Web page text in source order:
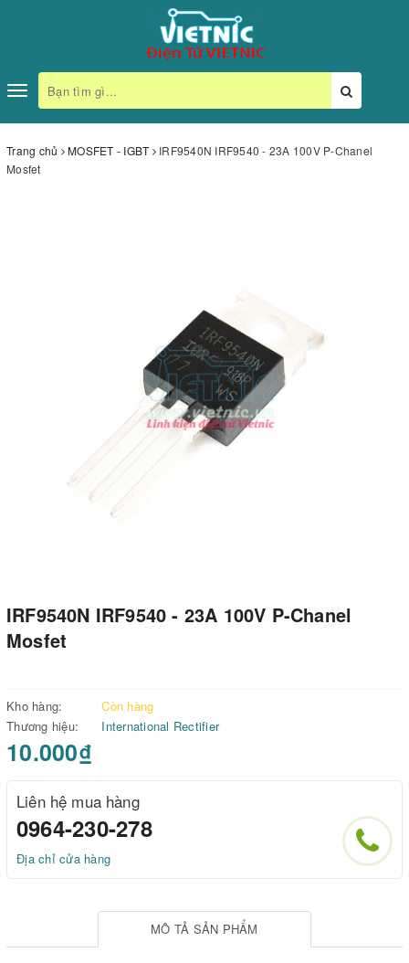
Toggle
navigation
Trang chủ MOSFET - IGBT
IRF9540N IRF9540 - 23A 100V P-Chanel
Mosfet
IRF9540N IRF9540 - 23A 100V P-Chanel
Mosfet
Kho hàng:
Còn hàng
Thương hiệu:
International Rectifier
10.000₫
Liên hệ mua hàng
0964-230-278
Địa chỉ cửa hàng
MÔ TẢ SẢN PHẨM